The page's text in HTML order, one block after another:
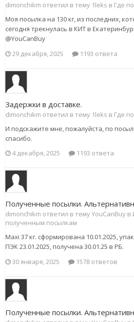
dimonchikm ответил в тему 1leks в Где
Моя посылка на 130 кг, из последних,
сегодня трекнулась в КИТ в
@YouCanBuy
29 декабря, 2025
1193 ответа
Задержки в доставке.
dimonchikm ответил в тему 1leks в Где
И подскажите мне, пожалуйста, по
спасибо.
4 декабря, 2025
1193 ответа
Полученные посылки.
dimonchikm ответил в тему YouCanBuy в
полученным посылкам
Maxi 37 кг. сформирована 10.01.2025,
ПЭК 23.01.2025, получена 30.01.25 в РБ.
30 января, 2025
1578 ответов
Полученные посылки.